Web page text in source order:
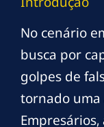
No cenário
busca por
golpes de
tornado uma